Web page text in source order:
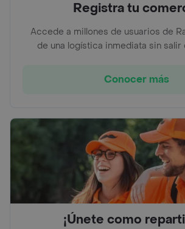
Registra tu
Accede a millones de usuarios de
de una logística inmediata sin salir
Conocer más
¡Únete como